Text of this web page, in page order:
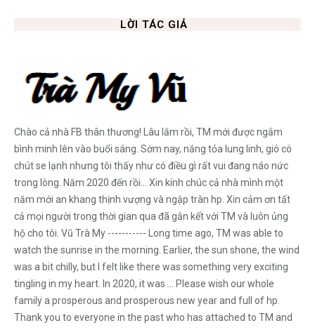
LỜI TÁC GIẢ
Chào cả nhà FB thân thương! Lâu lắm rồi, TM mới được ngắm
bình minh lên vào buổi sáng. Sớm nay, nắng tỏa lung linh, gió có
chút se lạnh nhưng tôi thấy như có điều gì rất vui đang náo nức
trong lòng. Năm 2020 đến rồi... Xin kính chúc cả nhà mình một
năm mới an khang thịnh vượng và ngập tràn hp. Xin cảm ơn tất
cả mọi người trong thời gian qua đã gắn kết với TM và luôn ủng
hộ cho tôi. Vũ Trà My ----------- Long time ago, TM was able to
watch the sunrise in the morning. Earlier, the sun shone, the wind
was a bit chilly, but I felt like there was something very exciting
tingling in my heart. In 2020, it was ... Please wish our whole
family a prosperous and prosperous new year and full of hp.
Thank you to everyone in the past who has attached to TM and